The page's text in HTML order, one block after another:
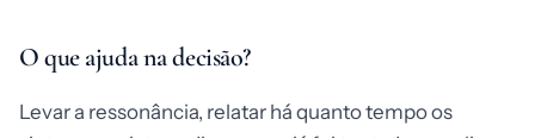
O que ajuda na decisão?
Levar a ressonância, relatar há quanto tempo os